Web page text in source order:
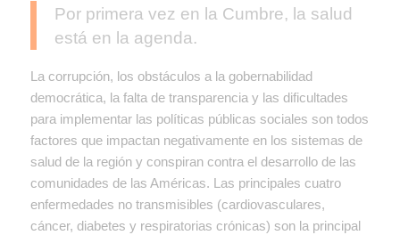
Por primera vez en la Cumbre, la salud
está en la agenda.
La corrupción, los obstáculos a la gobernabilidad
democrática, la falta de transparencia y las dificultades
para implementar las políticas públicas sociales son todos
factores que impactan negativamente en los sistemas de
salud de la región y conspiran contra el desarrollo de las
comunidades de las Américas. Las principales cuatro
enfermedades no transmisibles (cardiovasculares,
cáncer, diabetes y respiratorias crónicas) son la principal